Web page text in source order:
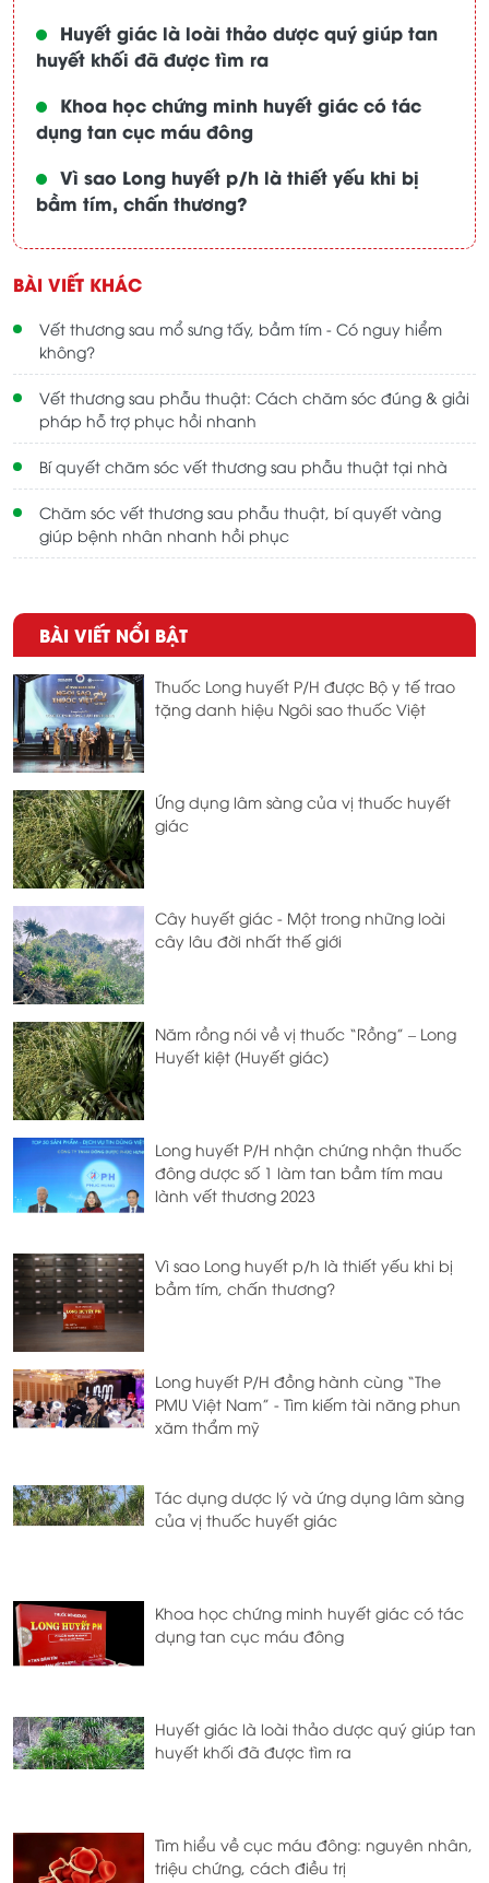
Huyết giác là loài thảo dược quý giúp tan
huyết khối đã được tìm ra
Khoa học chứng minh huyết giác có tác
dụng tan cục máu đông
Vì sao Long huyết p/h là thiết yếu khi bị
bầm tím, chấn thương?
BÀI VIẾT KHÁC
Vết thương sau mổ sưng tấy, bầm tím - Có nguy hiểm
không?
Vết thương sau phẫu thuật: Cách chăm sóc đúng & giải
pháp hỗ trợ phục hồi nhanh
Bí quyết chăm sóc vết thương sau phẫu thuật tại nhà
Chăm sóc vết thương sau phẫu thuật, bí quyết vàng
giúp bệnh nhân nhanh hồi phục
BÀI VIẾT NỔI BẬT
Thuốc Long huyết P/H được Bộ y tế trao
tặng danh hiệu Ngôi sao thuốc Việt
Ứng dụng lâm sàng của vị thuốc huyết
giác
Cây huyết giác - Một trong những loài
cây lâu đời nhất thế giới
Năm rồng nói về vị thuốc “Rồng” – Long
Huyết kiệt (Huyết giác)
Long huyết P/H nhận chứng nhận thuốc
đông dược số 1 làm tan bầm tím mau
lành vết thương 2023
Vì sao Long huyết p/h là thiết yếu khi bị
bầm tím, chấn thương?
Long huyết P/H đồng hành cùng “The
PMU Việt Nam” - Tìm kiếm tài năng phun
xăm thẩm mỹ
Tác dụng dược lý và ứng dụng lâm sàng
của vị thuốc huyết giác
Khoa học chứng minh huyết giác có tác
dụng tan cục máu đông
Huyết giác là loài thảo dược quý giúp tan
huyết khối đã được tìm ra
Tìm hiểu về cục máu đông: nguyên nhân,
triệu chứng, cách điều trị